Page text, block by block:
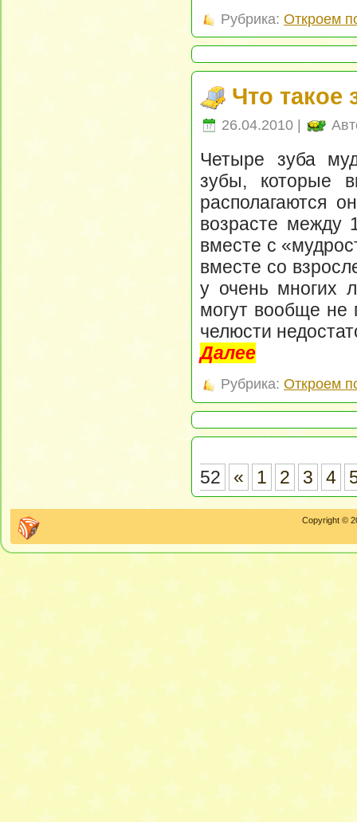
Рубрика: Откроем
Что такое
26.04.2010 |
Четыре зуба
зубы, которые
располагаются
возрасте между
вместе с
вместе со
у очень многих
могут вообще не
челюсти
Далее
Рубрика: Откроем
52 « 1 2 3 4
Copyright ©